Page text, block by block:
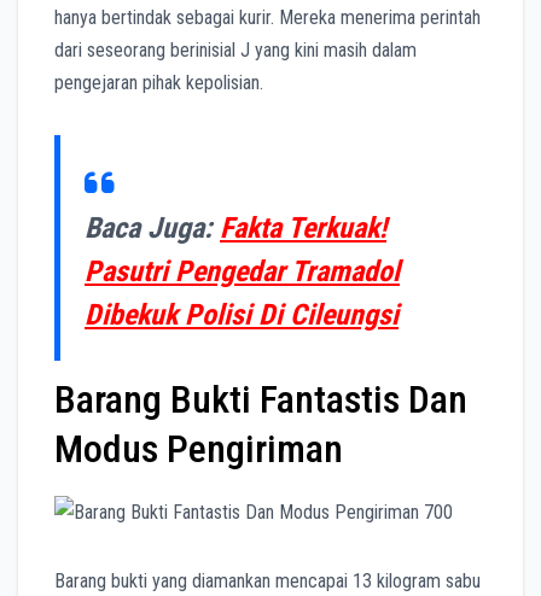
hanya bertindak sebagai kurir. Mereka menerima perintah
dari seseorang berinisial J yang kini masih dalam
pengejaran pihak kepolisian.
Baca Juga:Fakta Terkuak!
Pasutri Pengedar Tramadol
Dibekuk Polisi Di Cileungsi
Barang Bukti Fantastis Dan
Modus Pengiriman
Barang bukti yang diamankan mencapai 13 kilogram sabu